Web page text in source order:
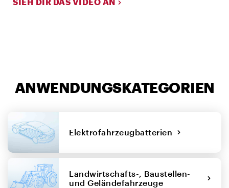
ANWENDUNGSKATEGORIEN
Elektrofahrzeugbatterien
Landwirtschafts-, Baustellen-
und Geländefahrzeuge